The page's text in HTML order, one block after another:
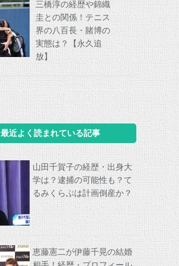
三橋淳の経歴や錦織
圭との関係！テニス
界の八百長・賭博の
実態は？【永久追
放】
最近よく読まれている記事
山田千賀子の経歴・出身大
学は？逮捕の可能性も？て
るみくらぶは計画倒産か？
恵藤憲二が伊藤千晃の結婚